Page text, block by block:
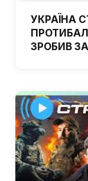
УКРАЇНА
ЗРОБИВ